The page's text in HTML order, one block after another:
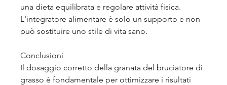
una dieta equilibrata e regolare attività fisica.
L'integratore alimentare è solo un supporto e non
può sostituire uno stile di vita sano.
Conclusioni
Il dosaggio corretto della granata del bruciatore di
grasso è fondamentale per ottimizzare i risultati